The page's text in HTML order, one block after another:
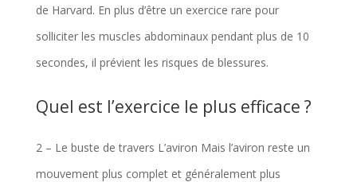
de Harvard. En plus d’être un exercice rare pour
solliciter les muscles abdominaux pendant plus de 10
secondes, il prévient les risques de blessures.
Quel est l’exercice le plus efficace ?
2 – Le buste de travers L’aviron Mais l’aviron reste un
mouvement plus complet et généralement plus